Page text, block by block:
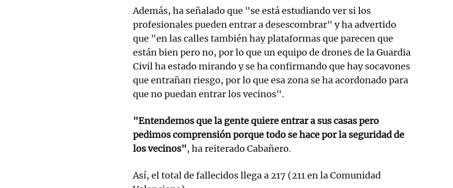
Además, ha señalado que "se está estudiando ver si los
profesionales pueden entrar a desescombrar" y ha advertido
que "en las calles también hay plataformas que parecen que
están bien pero no, por lo que un equipo de drones de la Guardia
Civil ha estado mirando y se ha confirmando que hay socavones
que entrañan riesgo, por lo que esa zona se ha acordonado para
que no puedan entrar los vecinos".
"Entendemos que la gente quiere entrar a sus casas pero
pedimos comprensión porque todo se hace por la seguridad de
los vecinos", ha reiterado Cabañero.
Así, el total de fallecidos llega a 217 (211 en la Comunidad